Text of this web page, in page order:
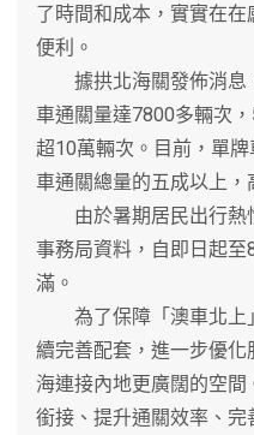
了時間和成本，實實在
便利。
據拱北海關發佈消息
車通關量達7800多輛次
超10萬輛次。目前，單
車通關總量的五成以上，
由於暑期居民出行熱
事務局資料，自即日起
滿。
為了保障「澳車北上
續完善配套，進一步優
海連接內地更廣闊的空
銜接、提升通關效率、